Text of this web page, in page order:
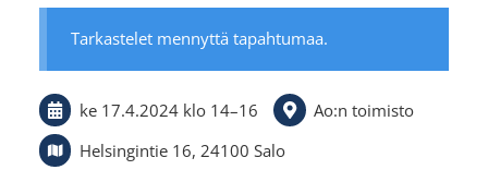
Tarkastelet mennyttä tapahtumaa.
ke 17.4.2024 klo 14–16
Ao:n toimisto
Helsingintie 16, 24100 Salo